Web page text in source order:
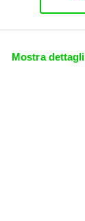
Mostra dettagli